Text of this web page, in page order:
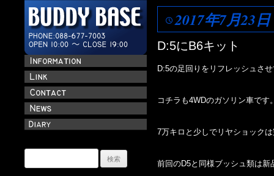
索:
2017年7月23日
D:5にB6キット
D:5の足回りをリフレッシュさ
コチラも4WDのガソリン車です
7万キロと少しでリヤショック
前回のD5と同様ブッシュ類は新